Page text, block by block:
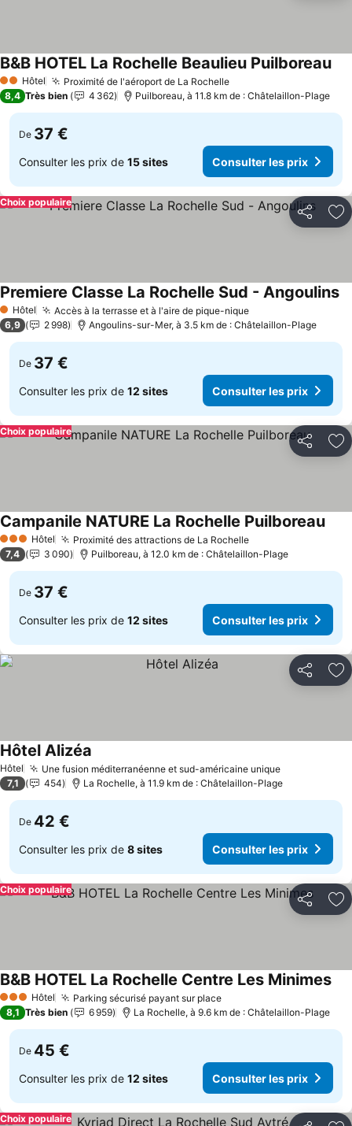
2 Étoiles
Hôtel Proximité de l'aéroport de La Rochelle
B&B HOTEL La Rochelle Beaulieu Puilboreau
8,4 Très bien 4 362 Puilboreau, à 11.8 km de : Châtelaillon-Plage
De 37 €
Consulter les prix de 15 sites Consulter les prix
Partager
Choix populaire
1 Étoiles
Hôtel Accès à la terrasse et à l'aire de pique-nique
Premiere Classe La Rochelle Sud - Angoulins
6,9 2 998 Angoulins-sur-Mer, à 3.5 km de : Châtelaillon-Plage
De 37 €
Consulter les prix de 12 sites Consulter les prix
Partager
Choix populaire
3 ÉtoilesHôtel Proximité des attractions de La Rochelle
Campanile NATURE La Rochelle Puilboreau
7,4 3 090 Puilboreau, à 12.0 km de : Châtelaillon-Plage
De 37 €
Consulter les prix de 12 sites Consulter les prix
Partager
Hôtel Une fusion méditerranéenne et sud-américaine unique
Hôtel Alizéa
7,1 454 La Rochelle, à 11.9 km de : Châtelaillon-Plage
De 42 €
Consulter les prix de 8 sites Consulter les prix
Partager
Choix populaire
3 ÉtoilesHôtel Parking sécurisé payant sur place
B&B HOTEL La Rochelle Centre Les Minimes
8,1 Très bien 6 959 La Rochelle, à 9.6 km de : Châtelaillon-Plage
De 45 €
Consulter les prix de 12 sites Consulter les prix
Choix populaire